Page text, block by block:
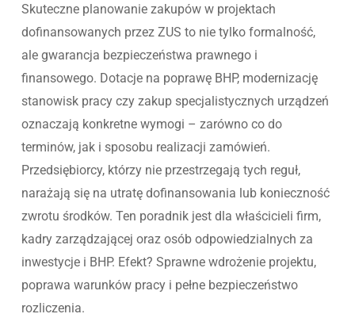
Skuteczne planowanie zakupów w projektach
dofinansowanych przez ZUS to nie tylko formalność,
ale gwarancja bezpieczeństwa prawnego i
finansowego. Dotacje na poprawę BHP, modernizację
stanowisk pracy czy zakup specjalistycznych urządzeń
oznaczają konkretne wymogi – zarówno co do
terminów, jak i sposobu realizacji zamówień.
Przedsiębiorcy, którzy nie przestrzegają tych reguł,
narażają się na utratę dofinansowania lub konieczność
zwrotu środków. Ten poradnik jest dla właścicieli firm,
kadry zarządzającej oraz osób odpowiedzialnych za
inwestycje i BHP. Efekt? Sprawne wdrożenie projektu,
poprawa warunków pracy i pełne bezpieczeństwo
rozliczenia.